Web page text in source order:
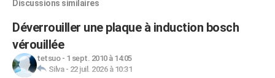
Discussions similaires
Déverrouiller une plaque à induction bosch
vérouillée
tetsuo- 1 sept. 2010 à 14:05
Silva- 22 juil. 2026 à 10:31